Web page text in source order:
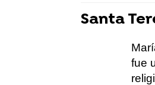
Santa
fue